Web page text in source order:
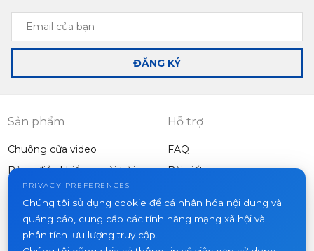
Email
của
bạn
ĐĂNG KÝ
Sản phẩm
Chuông cửa video
Bảng điều khiển ngoài trời
Thiết bị khác
Hỗ trợ
FAQ
Bài viết
Dự án
PRIVACY PREFERENCES
Chúng tôi sử dụng cookie để cá nhân hóa nội dung và
quảng cáo, cung cấp các tính năng mạng xã hội và
phân tích lưu lượng truy cập.